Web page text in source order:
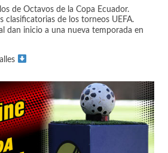
de Octavos de la Copa Ecuador.
clasificatorias de los torneos UEFA.
dan inicio a una nueva temporada en